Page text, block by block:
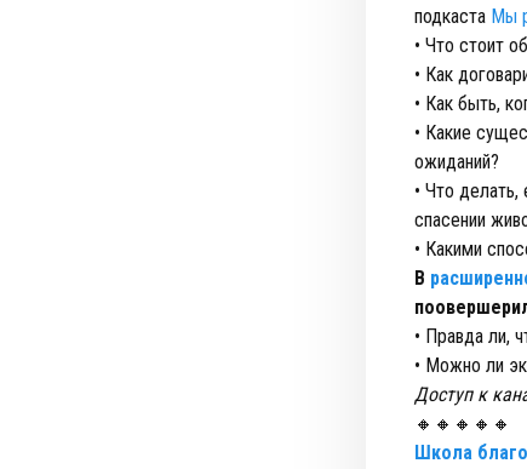
подкаста Мы
• Что стоит
• Как
• Как быть,
• Какие
ожиданий?
• Что делать,
спасении
• Какими
В
• Правда ли,
• Можно ли
Доступ к
🔸🔸🔸🔸🔸
Школа